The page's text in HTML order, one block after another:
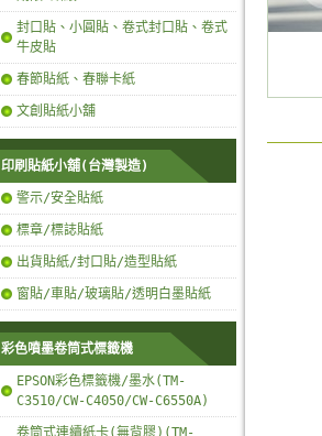
封口貼、小圓貼、卷式封口貼、卷式
牛皮貼
春節貼紙、春聯卡紙
文創貼紙小舖
印刷貼紙小舖(台灣製造)
警示/安全貼紙
標章/標誌貼紙
出貨貼紙/封口貼/造型貼紙
窗貼/車貼/玻璃貼/透明白墨貼紙
彩色噴墨卷筒式標籤機
EPSON彩色標籤機/墨水(TM-
C3510/CW-C4050/CW-C6550A)
卷筒式連續紙卡(無背膠)(TM-